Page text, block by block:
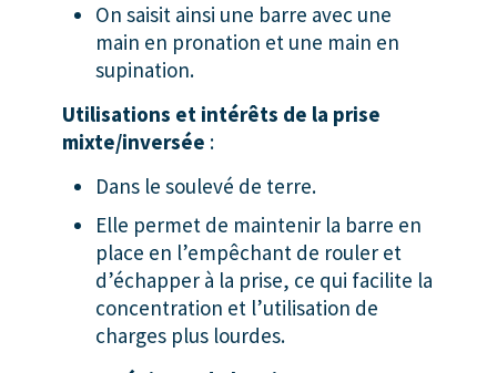
On saisit ainsi une barre avec une
main en pronation et une main en
supination.
Utilisations et intérêts de la prise
mixte/inversée :
Dans le soulevé de terre.
Elle permet de maintenir la barre en
place en l’empêchant de rouler et
d’échapper à la prise, ce qui facilite la
concentration et l’utilisation de
charges plus lourdes.